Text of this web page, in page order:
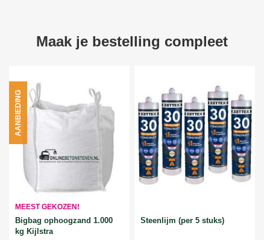
Maak je bestelling compleet
MEEST GEKOZEN!
Bigbag ophoogzand 1.000
kg Kijlstra
AANBIEDING
Steenlijm (per 5 stuks)